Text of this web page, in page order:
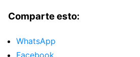
Comparte esto:
WhatsApp